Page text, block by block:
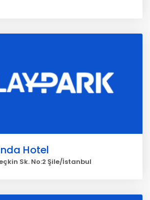
Hotel
Sk. No:2 Şile/İstanbul